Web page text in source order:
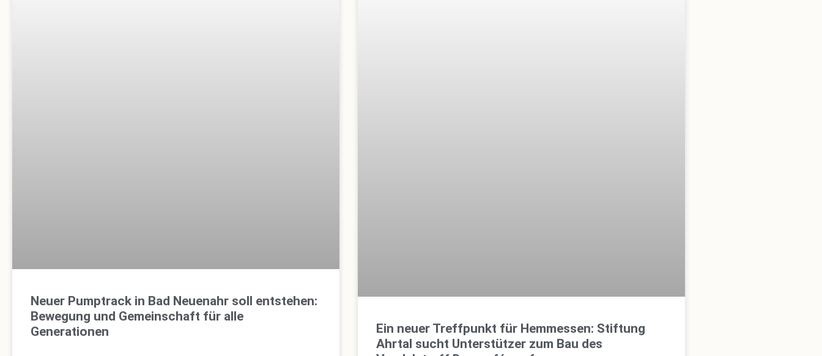
Neuer Pumptrack in Bad Neuenahr soll entstehen:
Bewegung und Gemeinschaft für alle
Generationen
Ein neuer Treffpunkt für Hemmessen: Stiftung
Ahrtal sucht Unterstützer zum Bau des